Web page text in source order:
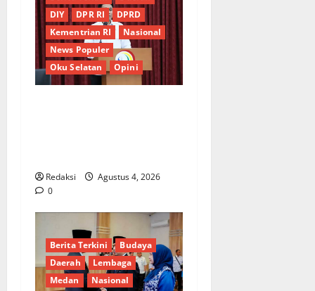
DIY
DPR RI
DPRD
Kementrian RI
Nasional
News Populer
Oku Selatan
Opini
Redaksi
Agustus 4, 2026
0
Berita Terkini
Budaya
Daerah
Lembaga
Medan
Nasional